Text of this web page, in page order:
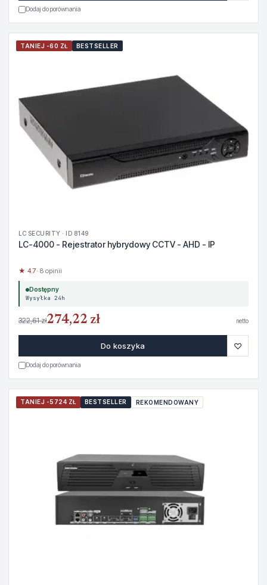
Dodaj do porównania
TANIEJ -60 ZŁ BESTSELLER
LC SECURITY · ID 8149
LC-4000 - Rejestrator hybrydowy CCTV - AHD - IP
★ 4.7· 8 opinii
Dostępny
Wysyłka 24h
322,61 zł274,22 zł netto
Do koszyka ♡
Dodaj do porównania
TANIEJ -5724 ZŁ BESTSELLER REKOMENDOWANY